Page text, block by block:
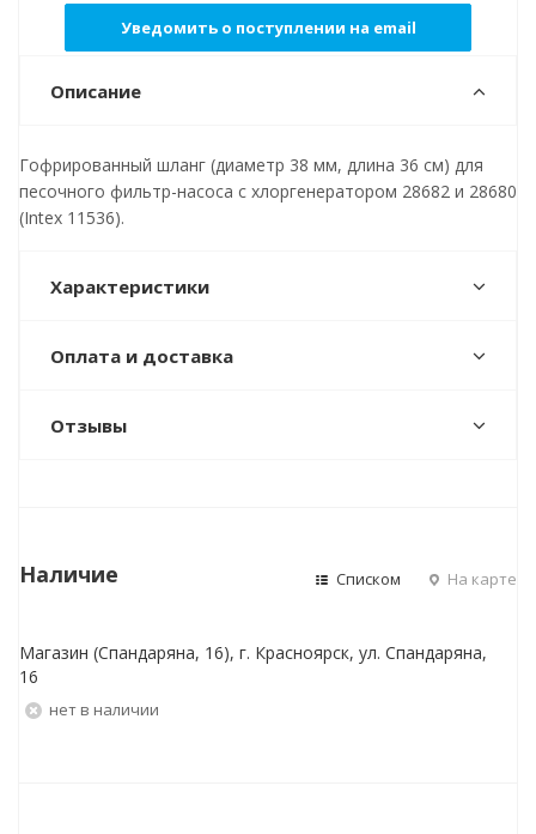
Уведомить о поступлении на email
Описание
Гофрированный шланг (диаметр 38 мм, длина 36 см) для
песочного фильтр-насоса с хлоргенератором 28682 и 28680
(Intex 11536).
Характеристики
Оплата и доставка
Отзывы
Наличие Списком На карте
Магазин (Спандаряна, 16), г. Красноярск, ул. Спандаряна,
16
Нет в наличии